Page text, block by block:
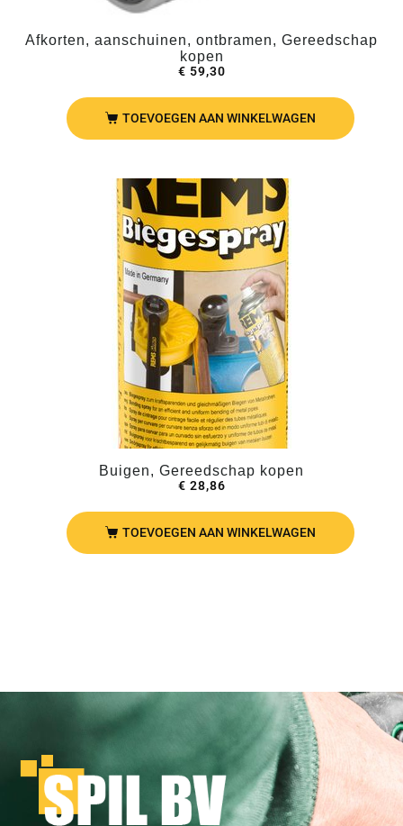
Afkorten, aanschuinen, ontbramen, Gereedschap
kopen
€ 59,30
TOEVOEGEN AAN WINKELWAGEN
Buigen, Gereedschap kopen
€ 28,86
TOEVOEGEN AAN WINKELWAGEN